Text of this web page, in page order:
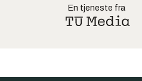
En tjeneste fra